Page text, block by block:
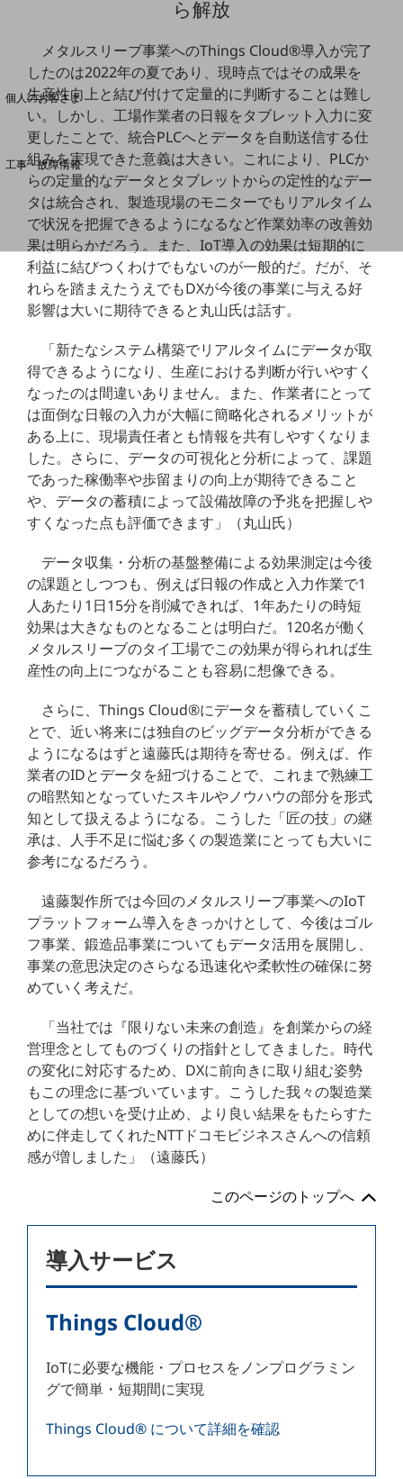
料金分析(ご利用料金管理サービス)
Web明細(My docomo)
個人のお客さま
NTTドコモ
OCNなど
工事・故障情報
お客さまサポートサイト
SDPFナレッジセンター
NTTドコモ 通信障害情報
ら解放
メタルスリーブ事業へのThings Cloud®導入が完了
したのは2022年の夏であり、現時点ではその成果を
生産性向上と結び付けて定量的に判断することは難し
い。しかし、工場作業者の日報をタブレット入力に変
更したことで、統合PLCへとデータを自動送信する仕
組みを実現できた意義は大きい。これにより、PLCか
らの定量的なデータとタブレットからの定性的なデー
タは統合され、製造現場のモニターでもリアルタイム
で状況を把握できるようになるなど作業効率の改善効
果は明らかだろう。また、IoT導入の効果は短期的に
利益に結びつくわけでもないのが一般的だ。だが、そ
れらを踏まえたうえでもDXが今後の事業に与える好
影響は大いに期待できると丸山氏は話す。
「新たなシステム構築でリアルタイムにデータが取
得できるようになり、生産における判断が行いやすく
なったのは間違いありません。また、作業者にとって
は面倒な日報の入力が大幅に簡略化されるメリットが
ある上に、現場責任者とも情報を共有しやすくなりま
した。さらに、データの可視化と分析によって、課題
であった稼働率や歩留まりの向上が期待できること
や、データの蓄積によって設備故障の予兆を把握しや
すくなった点も評価できます」（丸山氏）
データ収集・分析の基盤整備による効果測定は今後
の課題としつつも、例えば日報の作成と入力作業で1
人あたり1日15分を削減できれば、1年あたりの時短
効果は大きなものとなることは明白だ。120名が働く
メタルスリーブのタイ工場でこの効果が得られれば生
産性の向上につながることも容易に想像できる。
さらに、Things Cloud®にデータを蓄積していくこ
とで、近い将来には独自のビッグデータ分析ができる
ようになるはずと遠藤氏は期待を寄せる。例えば、作
業者のIDとデータを紐づけることで、これまで熟練工
の暗黙知となっていたスキルやノウハウの部分を形式
知として扱えるようになる。こうした「匠の技」の継
承は、人手不足に悩む多くの製造業にとっても大いに
参考になるだろう。
遠藤製作所では今回のメタルスリーブ事業へのIoT
プラットフォーム導入をきっかけとして、今後はゴル
フ事業、鍛造品事業についてもデータ活用を展開し、
事業の意思決定のさらなる迅速化や柔軟性の確保に努
めていく考えだ。
「当社では『限りない未来の創造』を創業からの経
営理念としてものづくりの指針としてきました。時代
の変化に対応するため、DXに前向きに取り組む姿勢
もこの理念に基づいています。こうした我々の製造業
としての想いを受け止め、より良い結果をもたらすた
めに伴走してくれたNTTドコモビジネスさんへの信頼
感が増しました」（遠藤氏）
このページのトップへ
導入サービス
Things Cloud®
IoTに必要な機能・プロセスをノンプログラミン
グで簡単・短期間に実現
Things Cloud® について詳細を確認